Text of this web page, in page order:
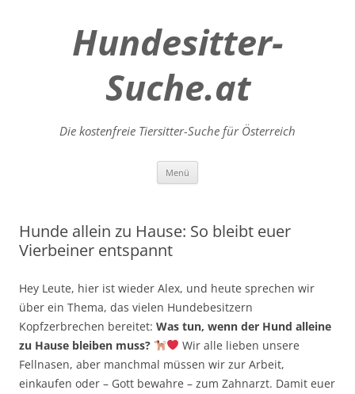
Hundesitter-
Suche.at
Die kostenfreie Tiersitter-Suche für Österreich
Menü
Hunde allein zu Hause: So bleibt euer
Vierbeiner entspannt
Hey Leute, hier ist wieder Alex, und heute sprechen wir
über ein Thema, das vielen Hundebesitzern
Kopfzerbrechen bereitet: Was tun, wenn der Hund alleine
zu Hause bleiben muss?
Wir alle lieben unsere
Fellnasen, aber manchmal müssen wir zur Arbeit,
einkaufen oder – Gott bewahre – zum Zahnarzt. Damit euer